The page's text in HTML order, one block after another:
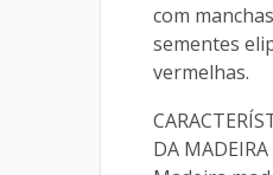
com
sementes
vermelhas.
DA MADEIRA